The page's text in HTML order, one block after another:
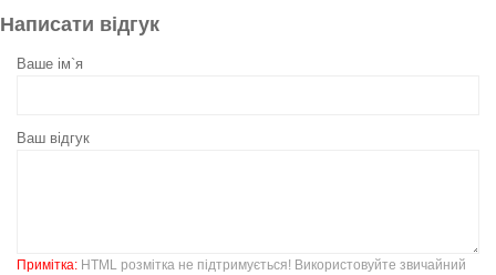
Написати відгук
Ваше ім`я
Ваш відгук
Примітка: HTML розмітка не підтримується! Використовуйте звичайний